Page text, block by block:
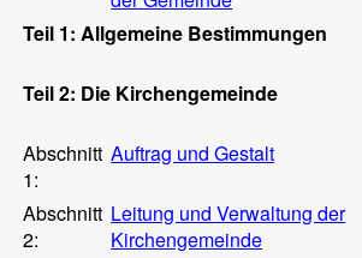
Teil 1: Allgemeine Bestimmungen
Teil 2: Die Kirchengemeinde
Abschnitt
1:
Auftrag und Gestalt
Abschnitt
2:
Leitung und Verwaltung der
Kirchengemeinde